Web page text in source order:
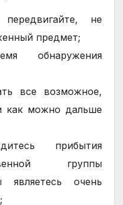
не
предмет;
обнаружения
все возможное,
как можно дальше
прибытия
группы
очень